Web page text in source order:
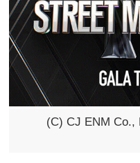
(C) CJ ENM Co.,